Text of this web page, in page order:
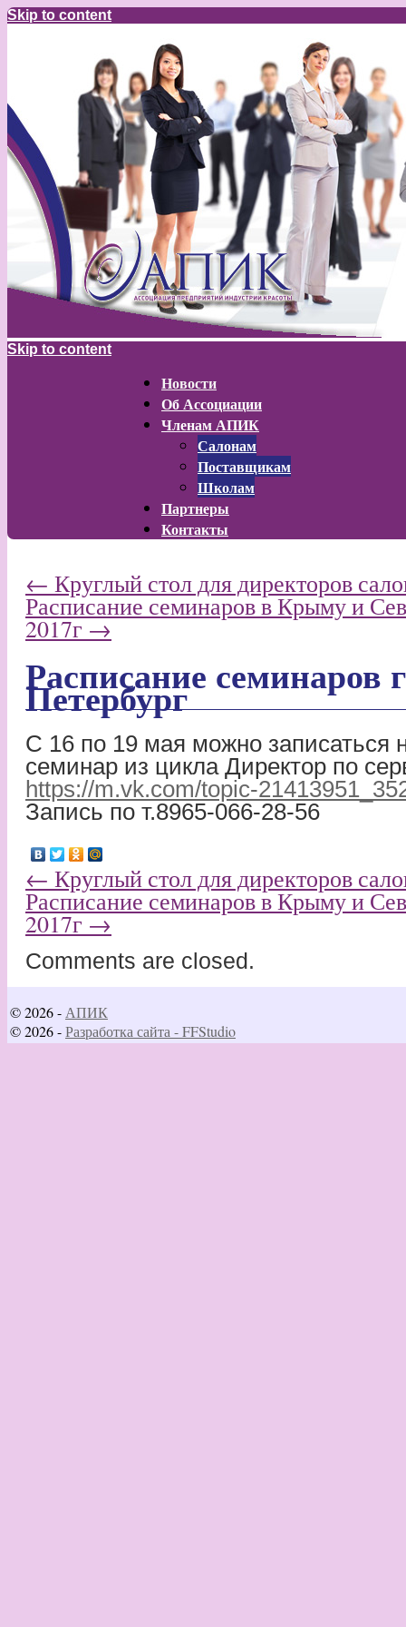
Skip to content
Skip to content
Новости
Об Ассоциации
Членам АПИК
Салонам
Поставщикам
Школам
Партнеры
Контакты
← Круглый стол для директоров
Расписание семинаров в Крыму и
2017г→
Расписание семинаров
Петербург
С 16 по 19 мая можно записаться
семинар из цикла Директор по
https://m.vk.com/topic-
Запись по т.8965-066-28-56
← Круглый стол для директоров
Расписание семинаров в Крыму и
2017г→
Comments are closed.
© 2026 - АПИК
© 2026 -Разработка сайта - FFStudio